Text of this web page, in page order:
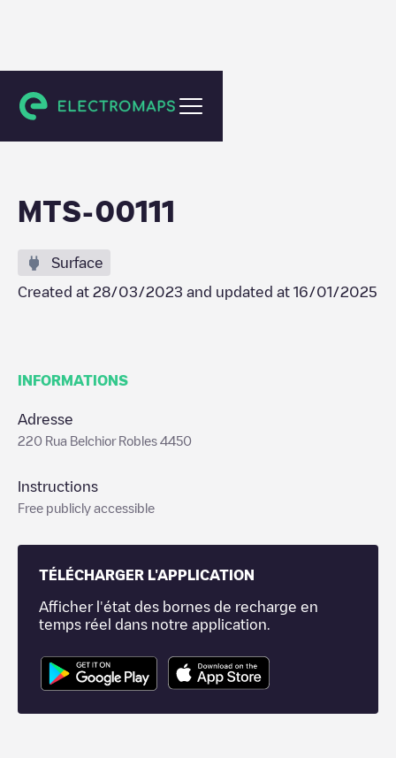
Leça da Palmeira
MTS-00111
Surface
Created at 28/03/2023 and updated at 16/01/2025
INFORMATIONS
Adresse
220 Rua Belchior Robles 4450
Instructions
Free publicly accessible
TÉLÉCHARGER L'APPLICATION
Afficher l'état des bornes de recharge en
temps réel dans notre application.